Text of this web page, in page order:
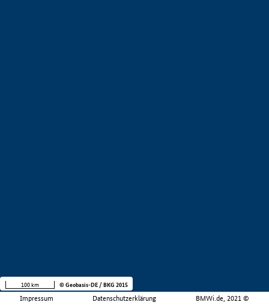
Impressum Datenschutzerklärung BMWi.de, 2021 ©
100 km © Geobasis-DE / BKG 2015